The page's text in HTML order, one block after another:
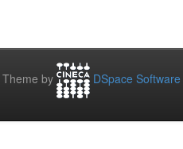
Theme by DSpace Software